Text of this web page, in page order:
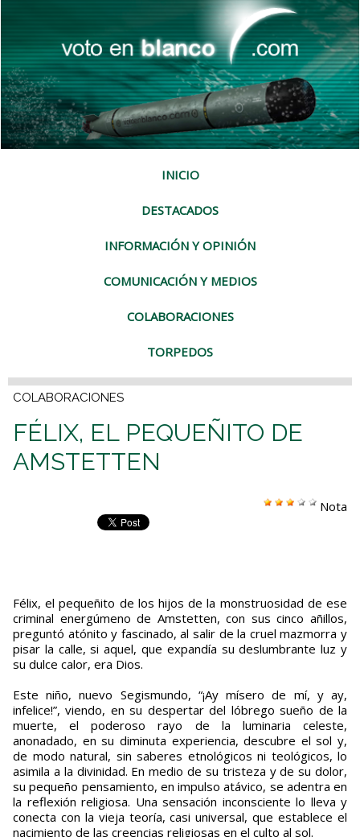
INICIO
DESTACADOS
INFORMACIÓN Y OPINIÓN
COMUNICACIÓN Y MEDIOS
COLABORACIONES
TORPEDOS
COLABORACIONES
FÉLIX, EL PEQUEÑITO DE
AMSTETTEN
Nota
Félix, el pequeñito de los hijos de la monstruosidad de ese
criminal energúmeno de Amstetten, con sus cinco añillos,
preguntó atónito y fascinado, al salir de la cruel mazmorra y
pisar la calle, si aquel, que expandía su deslumbrante luz y
su dulce calor, era Dios.
Este niño, nuevo Segismundo, “¡Ay mísero de mí, y ay,
infelice!”, viendo, en su despertar del lóbrego sueño de la
muerte, el poderoso rayo de la luminaria celeste,
anonadado, en su diminuta experiencia, descubre el sol y,
de modo natural, sin saberes etnológicos ni teológicos, lo
asimila a la divinidad. En medio de su tristeza y de su dolor,
su pequeño pensamiento, en impulso atávico, se adentra en
la reflexión religiosa. Una sensación inconsciente lo lleva y
conecta con la vieja teoría, casi universal, que establece el
nacimiento de las creencias religiosas en el culto al sol.